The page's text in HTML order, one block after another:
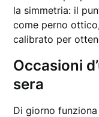
la simmetria: il
come perno
calibrato per
Occasioni
sera
Di giorno